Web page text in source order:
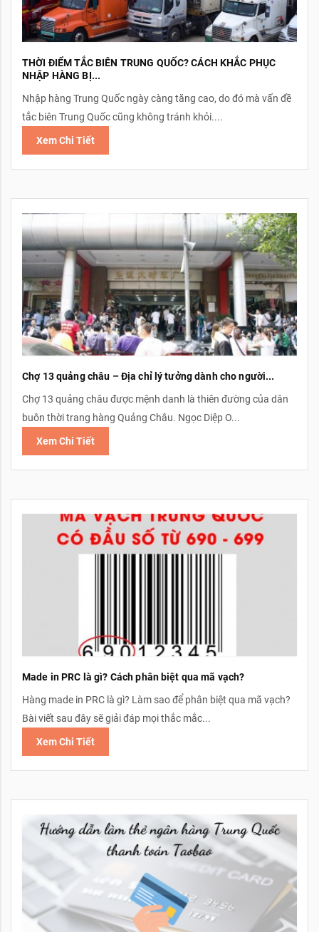
THỜI ĐIỂM TẮC BIÊN TRUNG QUỐC? CÁCH KHẮC PHỤC
NHẬP HÀNG BỊ...
Nhập hàng Trung Quốc ngày càng tăng cao, do đó mà vấn đề
tắc biên Trung Quốc cũng không tránh khỏi....
Xem Chi Tiết
Chợ 13 quảng châu – Địa chỉ lý tưởng dành cho người...
Chợ 13 quảng châu được mệnh danh là thiên đường của dân
buôn thời trang hàng Quảng Châu. Ngọc Diệp O...
Xem Chi Tiết
Made in PRC là gì? Cách phân biệt qua mã vạch?
Hàng made in PRC là gì? Làm sao để phân biệt qua mã vạch?
Bài viết sau đây sẽ giải đáp mọi thắc mắc...
Xem Chi Tiết